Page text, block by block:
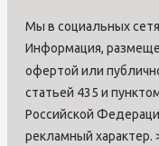
Мы в социальных
Информация,
офертой или
статьей 435 и
Российской
рекламный характер.